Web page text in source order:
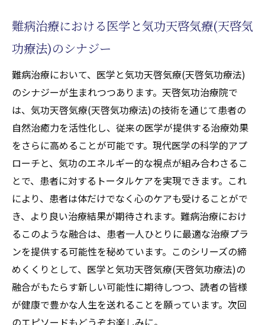
難病治療における医学と気功天啓気療(天啓気
功療法)のシナジー
難病治療において、医学と気功天啓気療(天啓気功療法)
のシナジーが生まれつつあります。天啓気功治療院で
は、気功天啓気療(天啓気功療法)の技術を通じて患者の
自然治癒力を活性化し、従来の医学が提供する治療効果
をさらに高めることが可能です。現代医学の科学的アプ
ローチと、気功のエネルギー的な視点が組み合わさるこ
とで、患者に対するトータルケアを実現できます。これ
により、患者は体だけでなく心のケアも受けることがで
き、より良い治療結果が期待されます。難病治療におけ
るこのような融合は、患者一人ひとりに最適な治療プラ
ンを提供する可能性を秘めています。このシリーズの締
めくくりとして、医学と気功天啓気療(天啓気功療法)の
融合がもたらす新しい可能性に期待しつつ、読者の皆様
が健康で豊かな人生を送れることを願っています。次回
のエピソードもどうぞお楽しみに。